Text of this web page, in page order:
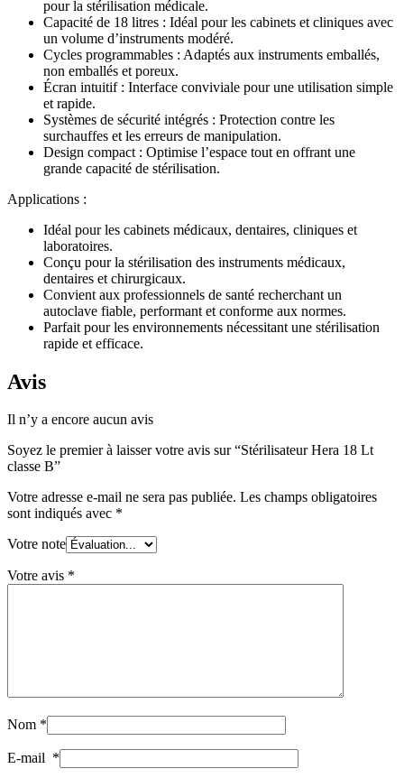
pour la stérilisation médicale.
Capacité de 18 litres : Idéal pour les cabinets et cliniques avec
un volume d’instruments modéré.
Cycles programmables : Adaptés aux instruments emballés,
non emballés et poreux.
Écran intuitif : Interface conviviale pour une utilisation simple
et rapide.
Systèmes de sécurité intégrés : Protection contre les
surchauffes et les erreurs de manipulation.
Design compact : Optimise l’espace tout en offrant une
grande capacité de stérilisation.
Applications :
Idéal pour les cabinets médicaux, dentaires, cliniques et
laboratoires.
Conçu pour la stérilisation des instruments médicaux,
dentaires et chirurgicaux.
Convient aux professionnels de santé recherchant un
autoclave fiable, performant et conforme aux normes.
Parfait pour les environnements nécessitant une stérilisation
rapide et efficace.
Avis
Il n’y a encore aucun avis
Soyez le premier à laisser votre avis sur “Stérilisateur Hera 18 Lt
classe B”
Votre adresse e-mail ne sera pas publiée. Les champs obligatoires
sont indiqués avec *
Votre note
Votre avis *
Nom *
E-mail *